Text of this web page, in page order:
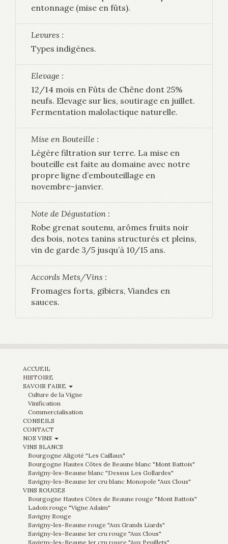
entonnage (mise en fûts).
Levures :
Types indigènes.
Elevage :
12/14 mois en Fûts de Chêne dont 25%
neufs. Elevage sur lies, soutirage en juillet.
Fermentation malolactique naturelle.
Mise en Bouteille :
Légère filtration sur terre. La mise en
bouteille est faite au domaine avec notre
propre ligne d’embouteillage en
novembre-janvier.
Note de Dégustation :
Robe grenat soutenu, arômes fruits noir
des bois, notes tanins structurés et pleins,
vin de garde 3/5 jusqu’à 10/15 ans.
Accords Mets/Vins :
Fromages forts, gibiers, Viandes en
sauces.
ACCUEIL
HISTOIRE
SAVOIR FAIRE
Culture de la Vigne
Vinification
Commercialisation
CONSEILS
CONTACT
NOS VINS
VINS BLANCS
Bourgogne Aligoté "Les Caillaux"
Bourgogne Hautes Côtes de Beaune blanc "Mont Battois"
Savigny-les-Beaune blanc "Dessus Les Gollardes"
Savigny-les-Beaune 1er cru blanc Monopole "Aux Clous"
VINS ROUGES
Bourgogne Hautes Côtes de Beaune rouge "Mont Battois"
Ladoix rouge "Vigne Adaim"
Savigny Rouge
Savigny-les-Beaune rouge "Aux Grands Liards"
Savigny-les-Beaune 1er cru rouge "Aux Clous"
Savigny-les-Beaune 1er cru rouge "Aux Peuillets"